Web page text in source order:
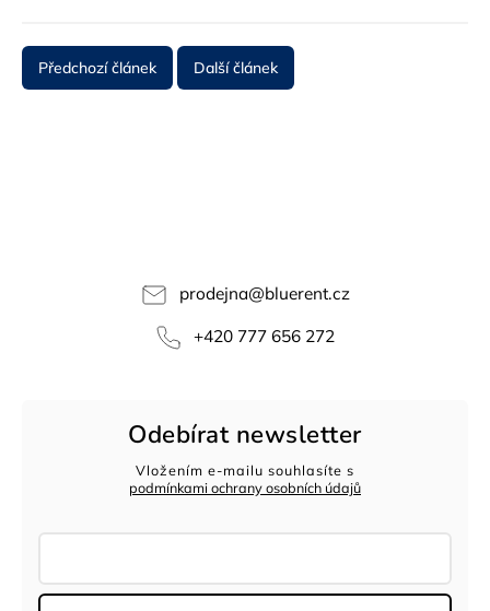
Předchozí článek Další článek
prodejna@bluerent.cz
+420 777 656 272
Odebírat newsletter
Vložením e-mailu souhlasíte s
podmínkami ochrany osobních údajů